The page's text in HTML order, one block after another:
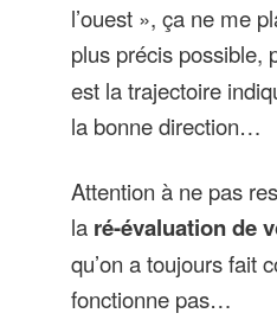
l’ouest », ça ne me
plus précis possible,
est la trajectoire
la bonne direction…
Attention à ne pas
la ré-évaluation de
qu’on a toujours fait
fonctionne pas…